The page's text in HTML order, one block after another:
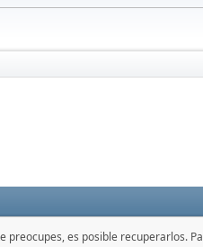
preocupes, es posible recuperarlos.